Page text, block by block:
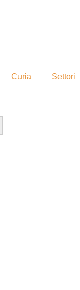
Curia Settori
Button